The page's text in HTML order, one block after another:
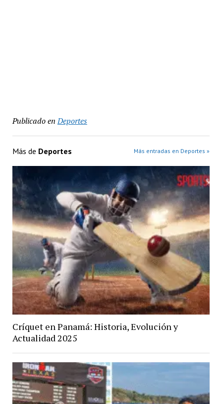
Publicado en Deportes
Más de Deportes Más entradas en Deportes »
Críquet en Panamá: Historia, Evolución y
Actualidad 2025